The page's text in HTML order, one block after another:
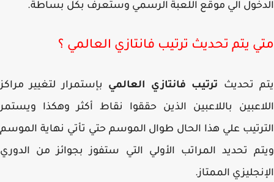
الي موقع اللعبة الرسمي وستعرف بكل بساطة.
يتم تحديث ترتيب فانتازي العالمي ؟
تحديثترتيب فانتازي العالميبإستمرار لتغيير مراكز
باللاعبين الذين حققوا نقاط أكثر وهكذا ويستمر
علي هذا الحال طوال الموسم حتي تأتي نهاية الموسم
تحديد المراتب الأولي التي ستفوز بجوائز من الدوري
الممتاز.